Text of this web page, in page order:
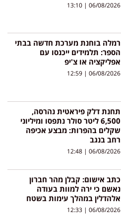
06/08/2026
רמלה בוחנת מערכת חדשה בבתי
הספר: תלמידים ייכנסו עם
אפליקציה או צ'יפ
06/08/2026
תחנת דלק פיראטית נהרסה,
6,500 ליטר סולר נתפסו ומיליוני
שקלים בהפרות: מבצע אכיפה
רחב בנגב
06/08/2026
כתב אישום: קבלן מהר חברון
נאשם כי ירה למוות בעודה
אלהדלין במהלך עימות בשטח
06/08/2026